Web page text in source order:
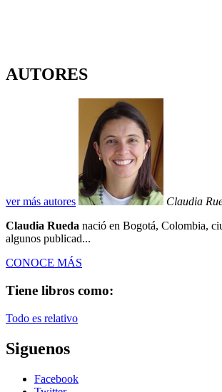
AUTORES
ver más autores
Claudia
Claudia Rueda nació en Bogotá, Colombia,
algunos publicad...
CONOCE MÁS
Tiene libros como:
Todo es relativo
Siguenos
Facebook